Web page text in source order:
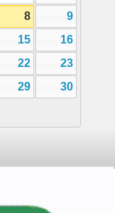
8
9
15
16
22
23
29
30